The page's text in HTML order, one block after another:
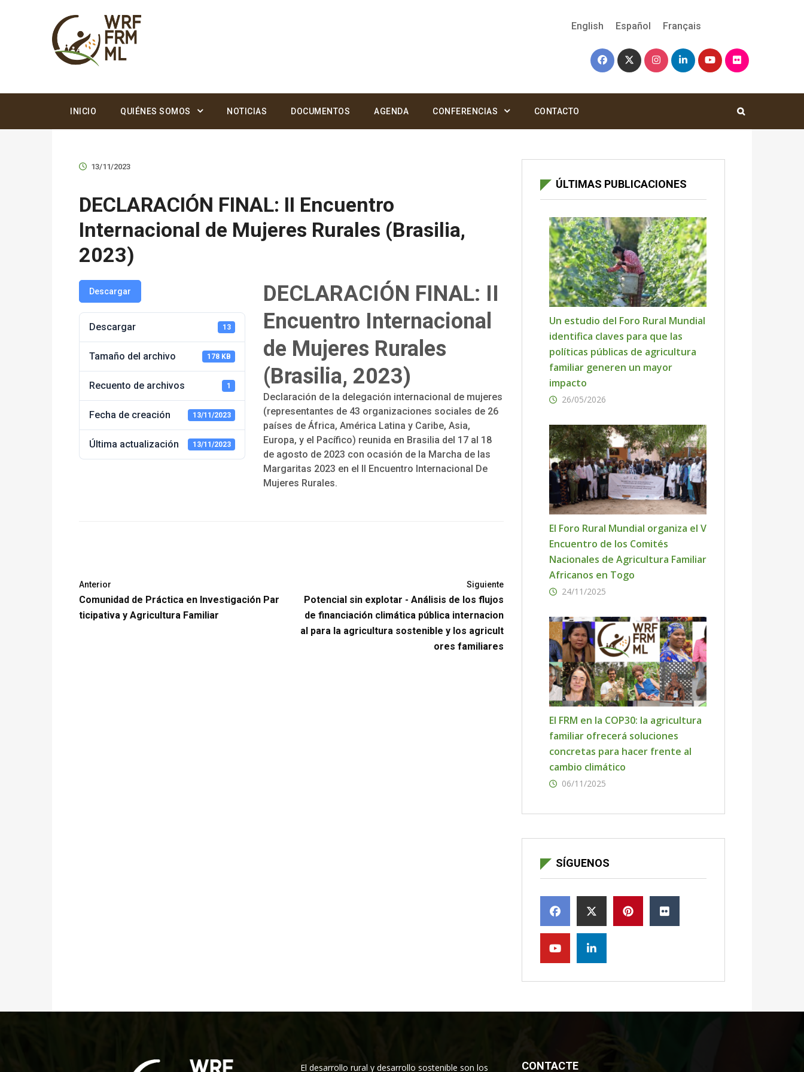
English Español Français
INICIO QUIÉNES SOMOS NOTICIAS DOCUMENTOS AGENDA CONFERENCIAS CONTACTO
13/11/2023
DECLARACIÓN FINAL: II Encuentro
Internacional de Mujeres Rurales (Brasilia,
2023)
Descargar
Descargar 13
Tamaño del archivo 178 KB
Recuento de archivos 1
Fecha de creación 13/11/2023
Última actualización 13/11/2023
DECLARACIÓN FINAL: II
Encuentro Internacional
de Mujeres Rurales
(Brasilia, 2023)
Declaración de la delegación internacional de mujeres
(representantes de 43 organizaciones sociales de 26
países de África, América Latina y Caribe, Asia,
Europa, y el Pacífico) reunida en Brasilia del 17 al 18
de agosto de 2023 con ocasión de la Marcha de las
Margaritas 2023 en el II Encuentro Internacional De
Mujeres Rurales.
Anterior
Comunidad de Práctica en Investigación Par
ticipativa y Agricultura Familiar
Siguiente
Potencial sin explotar - Análisis de los flujos
de financiación climática pública internacion
al para la agricultura sostenible y los agricult
ores familiares
ÚLTIMAS PUBLICACIONES
Un estudio del Foro Rural Mundial
identifica claves para que las
políticas públicas de agricultura
familiar generen un mayor
impacto
26/05/2026
El Foro Rural Mundial organiza el V
Encuentro de los Comités
Nacionales de Agricultura Familiar
Africanos en Togo
24/11/2025
El FRM en la COP30: la agricultura
familiar ofrecerá soluciones
concretas para hacer frente al
cambio climático
06/11/2025
SÍGUENOS
El desarrollo rural y desarrollo sostenible son los CONTACTE